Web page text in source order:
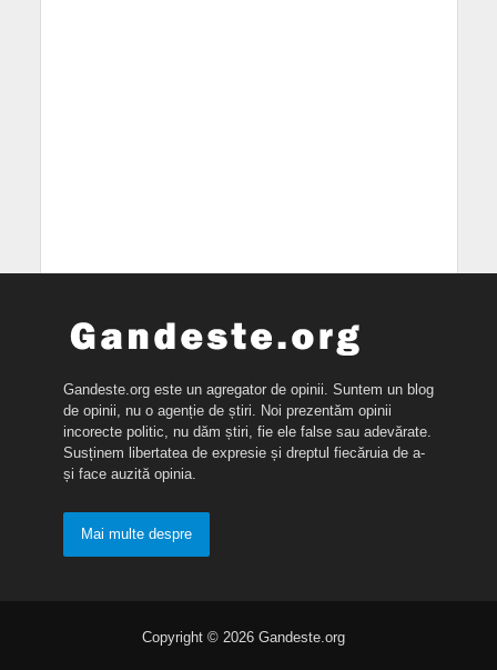
Gandeste.org este un agregator de opinii. Suntem un blog
de opinii, nu o agenție de știri. Noi prezentăm opinii
incorecte politic, nu dăm știri, fie ele false sau adevărate.
Susținem libertatea de expresie și dreptul fiecăruia de a-
și face auzită opinia.
Mai multe despre
Copyright © 2026 Gandeste.org